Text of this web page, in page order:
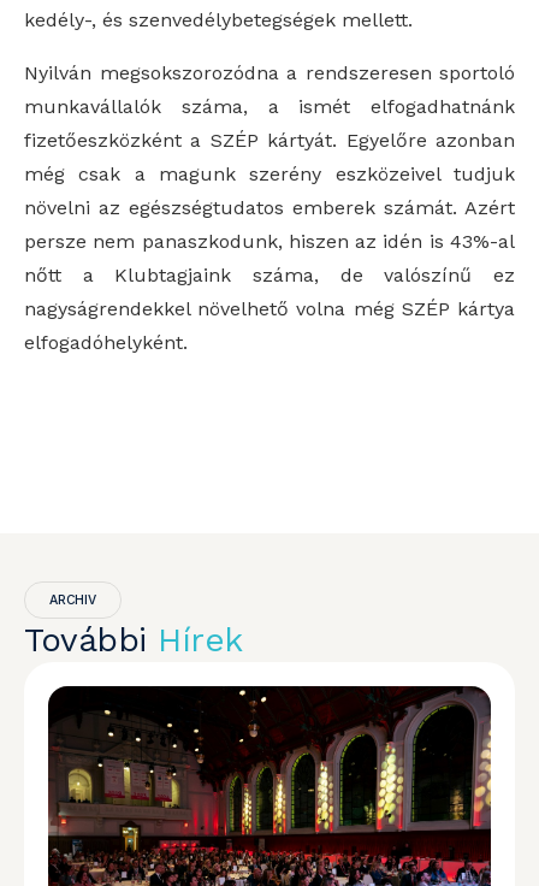
kedély-, és szenvedélybetegségek mellett.
Nyilván megsokszorozódna a rendszeresen sportoló
munkavállalók száma, a ismét elfogadhatnánk
fizetőeszközként a SZÉP kártyát. Egyelőre azonban
még csak a magunk szerény eszközeivel tudjuk
növelni az egészségtudatos emberek számát. Azért
persze nem panaszkodunk, hiszen az idén is 43%-al
nőtt a Klubtagjaink száma, de valószínű ez
nagyságrendekkel növelhető volna még SZÉP kártya
elfogadóhelyként.
ARCHIV
További Hírek